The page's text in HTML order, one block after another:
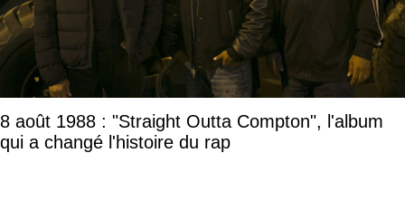
8 août 1988 : "Straight Outta Compton", l'album
qui a changé l'histoire du rap